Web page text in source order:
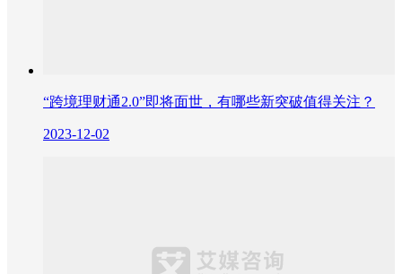
“跨境理财通2.0”即将面世，有哪些新突破值得关注？
2023-12-02